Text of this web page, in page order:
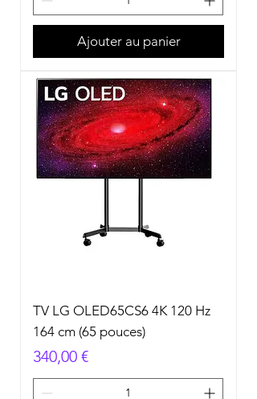
Ajouter au panier
TV LG OLED65CS6 4K 120 Hz
164 cm (65 pouces)
Prix
340,00 €